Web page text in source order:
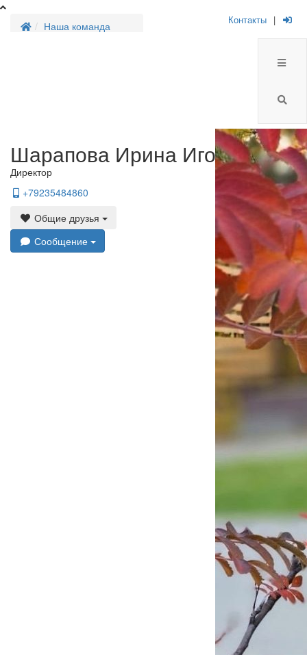
Наша команда Контакты |
Шарапова Ирина Игоревна
Директор
+79235484860
Общие друзья
Сообщение